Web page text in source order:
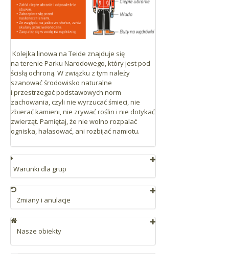
Kolejka linowa na Teide znajduje się
na terenie Parku Narodowego, który jest pod
ścisłą ochroną. W związku z tym należy
szanować środowisko naturalne
i przestrzegać podstawowych norm
zachowania, czyli nie wyrzucać śmieci, nie
zbierać kamieni, nie zrywać roślin i nie dotykać
zwierząt. Pamiętaj, że nie wolno rozpalać
ogniska, hałasować, ani rozbijać namiotu.
Warunki dla grup
Rezerwacja dla minimum 30 osób lub jej
równowartość.
Rezerwacja wymaga potwierdzenia.
Płatność kartą, przelewem bankowym lub
przez PayPal.
Zmiany i anulacje
zastosowanie poniższe warunki:
Mniej niż 30 dni wcześniej: 50%
Nasze obiekty